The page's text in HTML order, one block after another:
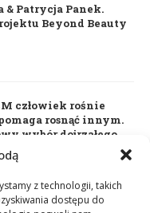
z technologii, takich
dostępu do
& Patrycja Panek.
Beyond Beauty
człowiek rośnie
rosnąć innym.
wybór dojrzałego